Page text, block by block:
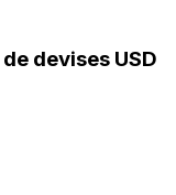
devises USD